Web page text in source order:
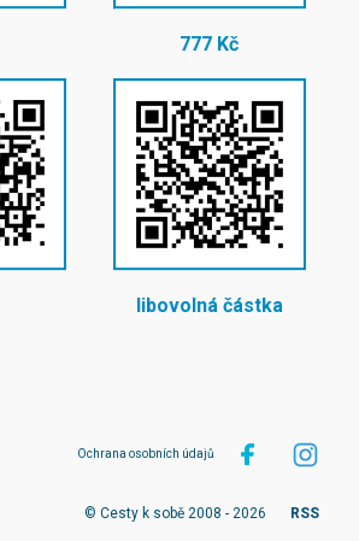
777 Kč
libovolná částka
Ochrana osobních údajů
© Cesty k sobě 2008 - 2026 RSS